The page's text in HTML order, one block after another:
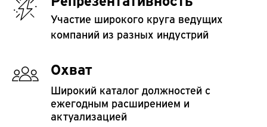
Участие широкого круга ведущих
компаний из разных индустрий
Охват
Широкий каталог должностей с
ежегодным расширением и
актуализацией